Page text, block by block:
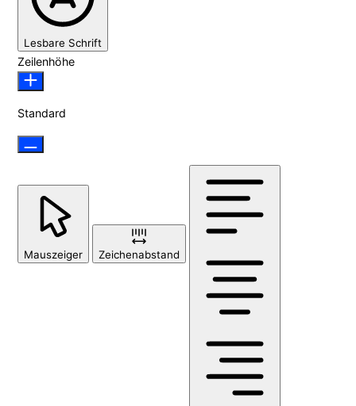
Lesbare Schrift
Zeilenhöhe
Standard
Mauszeiger Zeichenabstand